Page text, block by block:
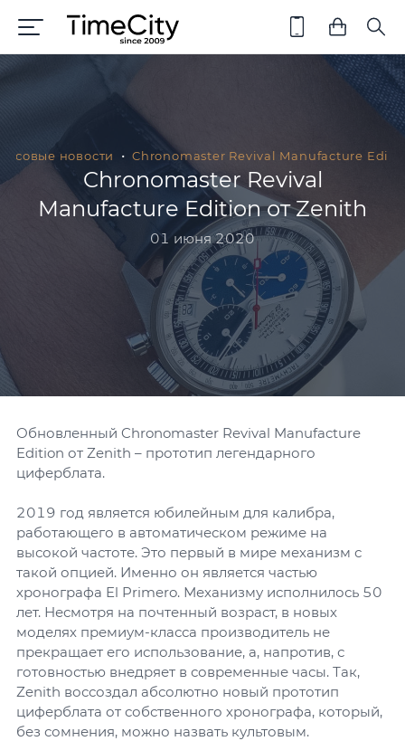
новости Chronomaster Revival Manufacture
Chronomaster Revival
Manufacture Edition от Zenith
01 июня 2020
Обновленный Chronomaster Revival Manufacture
Edition от Zenith – прототип легендарного
циферблата.
2019 год является юбилейным для калибра,
работающего в автоматическом режиме на
высокой частоте. Это первый в мире механизм с
такой опцией. Именно он является частью
хронографа El Primero. Механизму исполнилось 50
лет. Несмотря на почтенный возраст, в новых
моделях премиум-класса производитель не
прекращает его использование, а, напротив, с
готовностью внедряет в современные часы. Так,
Zenith воссоздал абсолютно новый прототип
циферблата от собственного хронографа, который,
без сомнения, можно назвать культовым.